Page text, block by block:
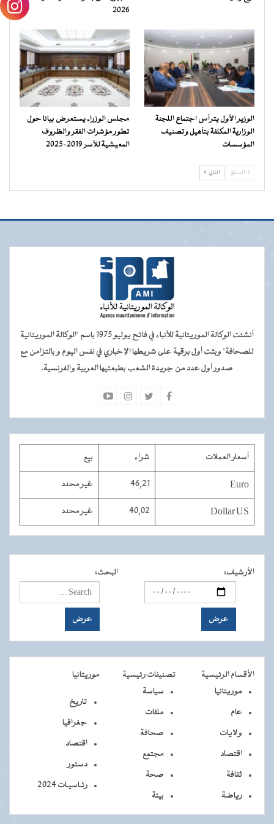
2026
الوزير الأول يترأس اجتماع اللجنة
الوزارية المكلفة بتأهيل وتصنيف
المؤسسات
مجلس الوزراء يستعرض بيانا حول
تطور مؤشرات الفقر والظروف
المعيشية للأسر 2019-2025
السابق التالي
أنشئت الوكالة الموريتانية للأنباء في فاتح يوليو 1975 باسم "الوكالة الموريتانية
للصحافة" وبثت أول برقية على شريطها الإخباري في نفس اليوم و بالتزامن مع
صدور أول عدد من جريدة الشعب بطبعتيها العربية والفرنسية.
أسعار العملات شراء بيع
Euro
46,21 غير محدد
Dollar US
40,02 غير محدد
الأرشيف: البحث:
الأقسام الرئيسية تصنيفات رئيسية
موريتانيا
موريتانيا
عام
ولايات
اقتصاد
ثقافة
رياضة
سياسة
ملفات
صحافة
مجتمع
صحة
بيئة
تاريخ
جغرافيا
اقتصاد
دستور
رئـاسيـات 2024